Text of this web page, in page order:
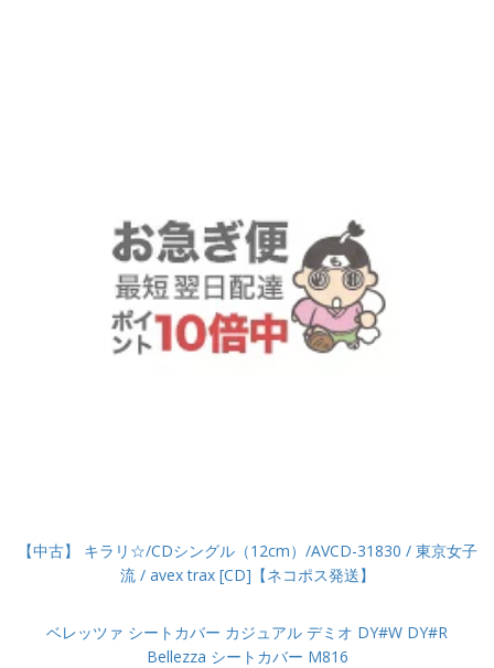
【中古】 キラリ☆/CDシングル（12cm）/AVCD-31830 / 東京女子
流 / avex trax [CD]【ネコポス発送】
ベレッツァ シートカバー カジュアル デミオ DY#W DY#R
Bellezza シートカバー M816